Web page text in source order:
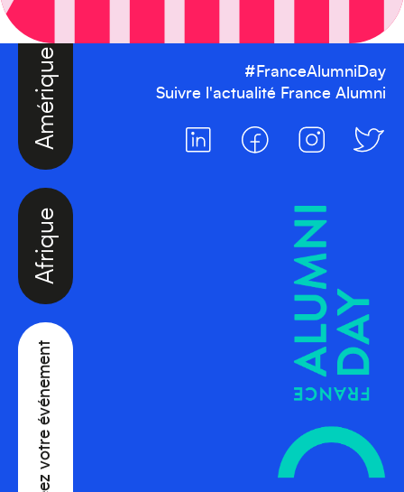
Créez votre événement
Afrique
#FranceAlumniDay
Suivre l'actualité France Alumni